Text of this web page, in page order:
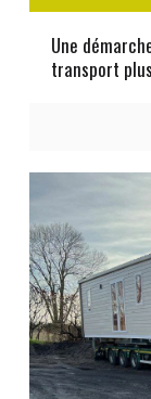
Une
transport